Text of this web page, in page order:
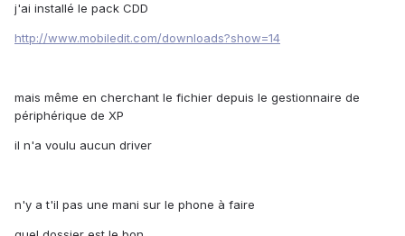
j'ai installé le pack CDD
http://www.mobiledit.com/downloads?show=14
mais même en cherchant le fichier depuis le gestionnaire de
périphérique de XP
il n'a voulu aucun driver
n'y a t'il pas une mani sur le phone à faire